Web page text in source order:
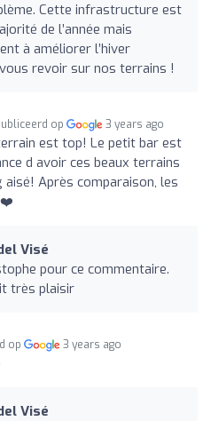
Cette infrastructure est
de l’année mais
à améliorer l’hiver
revoir sur nos terrains !
op 3 years ago
est top! Le petit bar est
d avoir ces beaux terrains
Après comparaison, les
Visé
pour ce commentaire.
très plaisir
op 3 years ago
Visé